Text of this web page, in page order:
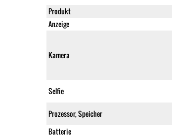
Produkt
Anzeige
Kamera
Selfie
Prozessor, Speicher
Batterie